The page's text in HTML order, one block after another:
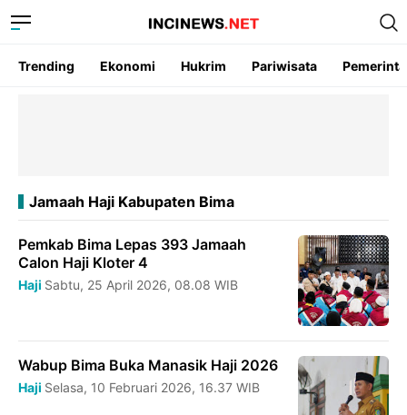
Trending Ekonomi Hukrim Pariwisata
Jamaah Haji Kabupaten Bima
Pemkab Bima Lepas 393 Jamaah
Calon Haji Kloter 4
Haji Sabtu, 25 April 2026, 08.08 WIB
Wabup Bima Buka Manasik Haji 2026
Haji Selasa, 10 Februari 2026, 16.37 WIB